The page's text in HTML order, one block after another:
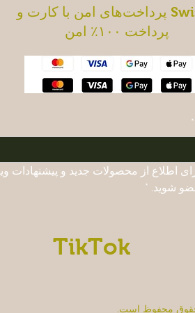
پرداخت‌های امن با کارت و Swish |
پرداخت ۱۰۰٪ امن
*
شوید. *
TikTok